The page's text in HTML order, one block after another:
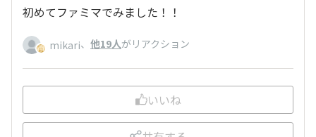
初めてファミマでみました！！
mikari、 他19人がリアクション
いいね